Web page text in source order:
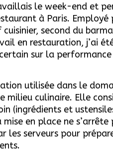
le week-end et
à Paris. Employé
second du
en restauration, j’ai
sur la performance
utilisée dans le
milieu culinaire. Elle
(ingrédients et
en place ne s’arrête
les serveurs pour